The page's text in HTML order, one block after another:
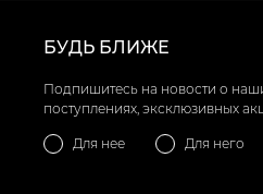
БУДЬ БЛИЖЕ
Подпишитесь на новости о
поступлениях, эксклюзивных
Для нее Для него